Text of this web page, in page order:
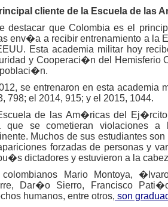
cliente de la Escuela de las
destacar que Colombia es el
env�a a recibir entrenamiento a
Esta academia militar hoy
y Cooperaci�n del Hemisferio
se entrenaron en esta academia
798; el 2014, 915; y el 2015, 1044.
de las Am�ricas del
que se cometieran violaciones a
Muchos de sus estudiantes
forzadas de personas y
dictadores y estuvieron a la
colombianos Mario Montoya,
Dar�o Sierro, Francisco
humanos, entre otros, son